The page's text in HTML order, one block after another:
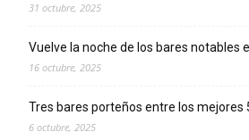
31 octubre, 2025
Vuelve la noche de los bares notables
16 octubre, 2025
Tres bares porteños entre los mejores
6 octubre, 2025